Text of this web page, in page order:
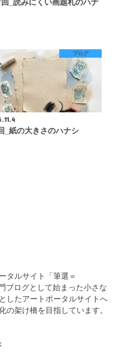
_読みにくい画題札のハナ
ブログ
_紙の大きさのハナシ
タルサイト「筆選＝
ブログとして始まった小さな
したアートポータルサイトへ
の架け橋を目指しています。